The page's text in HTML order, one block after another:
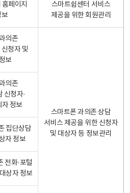
페이지
보
스마트쉼센터 서비스
제공을 위한 회원관리
의존
청자 및
보
스마트폰 과의존 상담
서비스 제공을 위한 신청자
및 대상자 등 정보관리
의존
신청자·
자 정보
집단상담
자 정보
전화·포털
상자 정보